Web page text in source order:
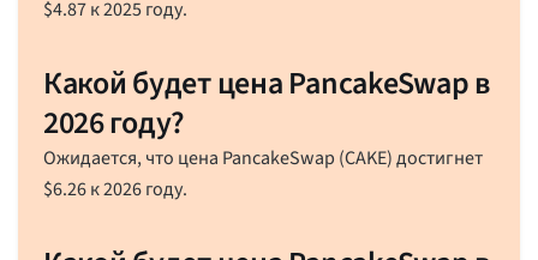
$4.87к 2025 году.
Какой будет цена PancakeSwap в
2026 году?
Ожидается, что цена PancakeSwap (CAKE) достигнет
$6.26к 2026 году.